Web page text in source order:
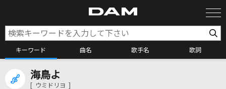
キーワード 曲名 歌手名 歌詞
海鳥よ
[ ウミドリヨ ]